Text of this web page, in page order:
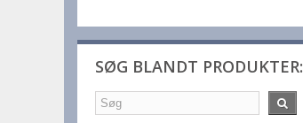
SØG BLANDT PRODUKTER: